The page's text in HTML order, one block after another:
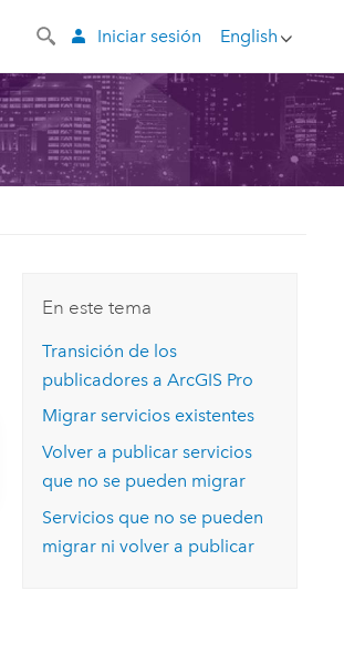
English
Iniciar sesión
En este tema
Transición de los
publicadores aArcGIS Pro
Migrar servicios existentes
Volver a publicar servicios
que no se pueden migrar
Servicios que no se pueden
migrar ni volver a publicar